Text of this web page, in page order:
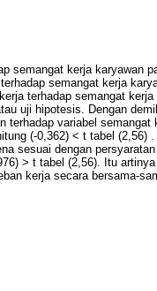
semangat kerja karyawan
semangat kerja
terhadap semangat kerja
uji hipotesis. Dengan
terhadap variabel semangat
(-0,362) < t tabel (2,56) .
sesuai dengan
> t tabel (2,56). Itu
kerja secara bersama-